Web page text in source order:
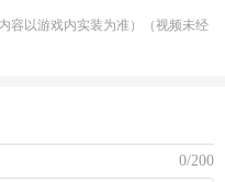
容以游戏内实装为准）（视频未经
0/200